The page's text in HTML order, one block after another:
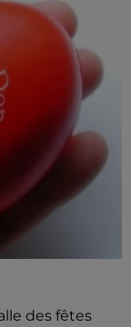
des fêtes